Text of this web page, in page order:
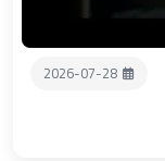
2026-07-28